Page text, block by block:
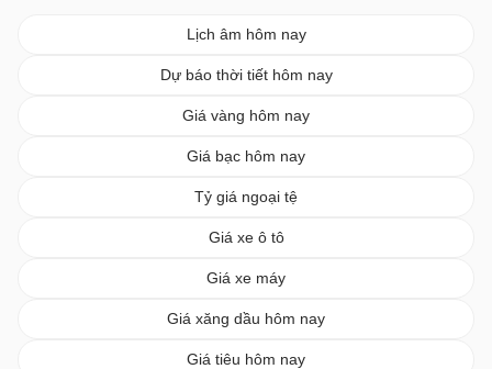
Lịch âm hôm nay
Dự báo thời tiết hôm nay
Giá vàng hôm nay
Giá bạc hôm nay
Tỷ giá ngoại tệ
Giá xe ô tô
Giá xe máy
Giá xăng dầu hôm nay
Giá tiêu hôm nay